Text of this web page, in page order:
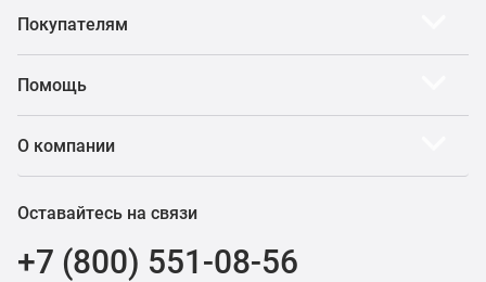
Покупателям
Помощь
О компании
Оставайтесь на связи
+7 (800) 551-08-56